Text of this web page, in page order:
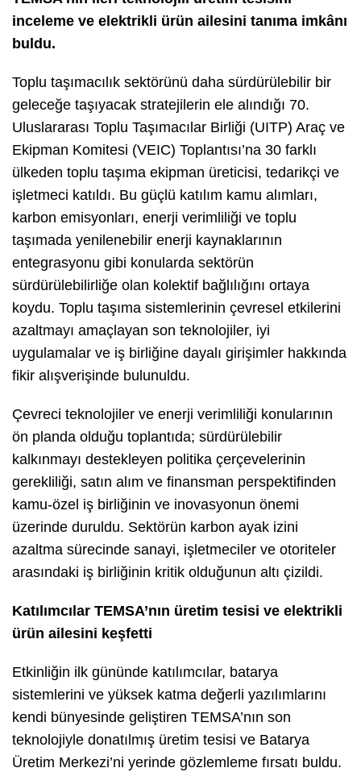
inceleme ve elektrikli ürün ailesini tanıma imkânı
buldu.
Toplu taşımacılık sektörünü daha sürdürülebilir bir
geleceğe taşıyacak stratejilerin ele alındığı 70.
Uluslararası Toplu Taşımacılar Birliği (UITP) Araç ve
Ekipman Komitesi (VEIC) Toplantısı’na 30 farklı
ülkeden toplu taşıma ekipman üreticisi, tedarikçi ve
işletmeci katıldı. Bu güçlü katılım kamu alımları,
karbon emisyonları, enerji verimliliği ve toplu
taşımada yenilenebilir enerji kaynaklarının
entegrasyonu gibi konularda sektörün
sürdürülebilirliğe olan kolektif bağlılığını ortaya
koydu. Toplu taşıma sistemlerinin çevresel etkilerini
azaltmayı amaçlayan son teknolojiler, iyi
uygulamalar ve iş birliğine dayalı girişimler hakkında
fikir alışverişinde bulunuldu.
Çevreci teknolojiler ve enerji verimliliği konularının
ön planda olduğu toplantıda; sürdürülebilir
kalkınmayı destekleyen politika çerçevelerinin
gerekliliği, satın alım ve finansman perspektifinden
kamu-özel iş birliğinin ve inovasyonun önemi
üzerinde duruldu. Sektörün karbon ayak izini
azaltma sürecinde sanayi, işletmeciler ve otoriteler
arasındaki iş birliğinin kritik olduğunun altı çizildi.
Katılımcılar TEMSA’nın üretim tesisi ve elektrikli
ürün ailesini keşfetti
Etkinliğin ilk gününde katılımcılar, batarya
sistemlerini ve yüksek katma değerli yazılımlarını
kendi bünyesinde geliştiren TEMSA’nın son
teknolojiyle donatılmış üretim tesisi ve Batarya
Üretim Merkezi’ni yerinde gözlemleme fırsatı buldu.